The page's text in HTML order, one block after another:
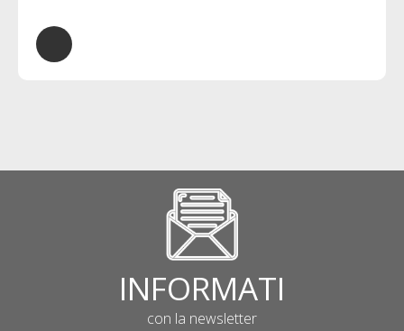
INFORMATI
con la newsletter